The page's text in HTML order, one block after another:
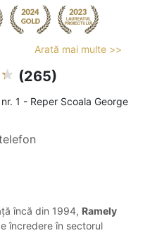
Arată mai multe >>
(265)
1 - Reper Scoala George
încă din 1994, Ramely
încredere în sectorul